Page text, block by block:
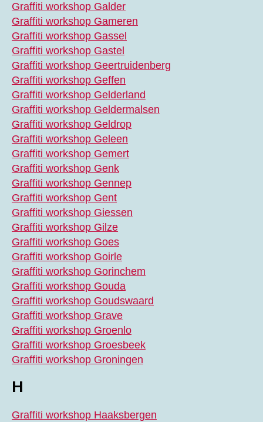
Graffiti workshop Galder
Graffiti workshop Gameren
Graffiti workshop Gassel
Graffiti workshop Gastel
Graffiti workshop Geertruidenberg
Graffiti workshop Geffen
Graffiti workshop Gelderland
Graffiti workshop Geldermalsen
Graffiti workshop Geldrop
Graffiti workshop Geleen
Graffiti workshop Gemert
Graffiti workshop Genk
Graffiti workshop Gennep
Graffiti workshop Gent
Graffiti workshop Giessen
Graffiti workshop Gilze
Graffiti workshop Goes
Graffiti workshop Goirle
Graffiti workshop Gorinchem
Graffiti workshop Gouda
Graffiti workshop Goudswaard
Graffiti workshop Grave
Graffiti workshop Groenlo
Graffiti workshop Groesbeek
Graffiti workshop Groningen
H
Graffiti workshop Haaksbergen